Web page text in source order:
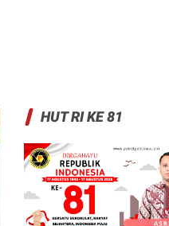
HUT RI KE 81